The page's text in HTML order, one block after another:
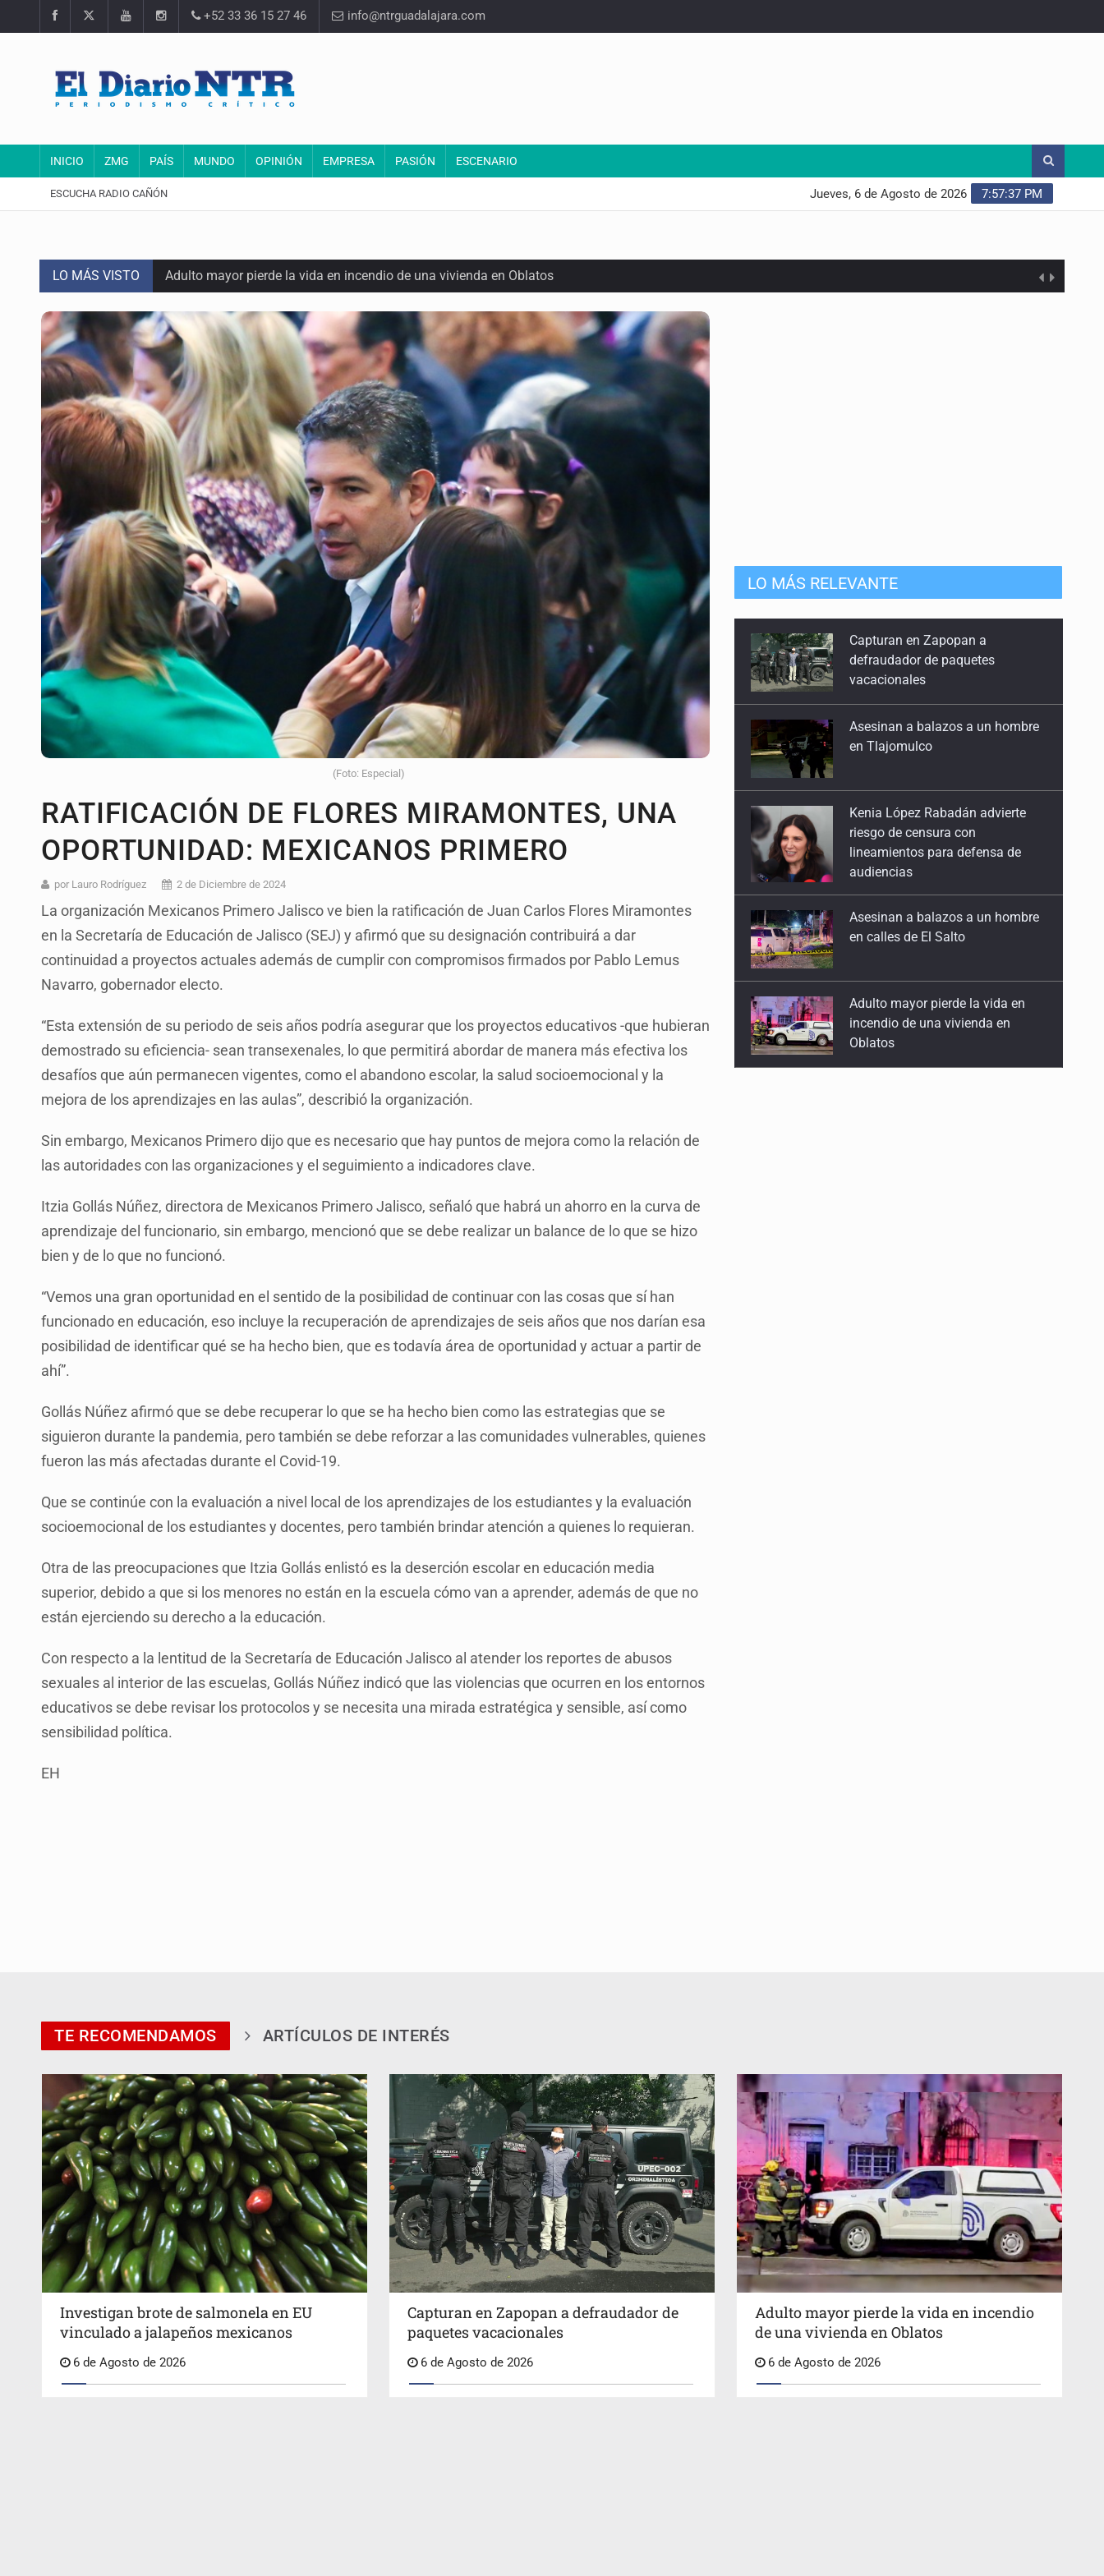
+52 33 36 15 27 46 info@ntrguadalajara.com
INICIO ZMG PAÍS MUNDO OPINIÓN EMPRESA PASIÓN ESCENARIO
ESCUCHA RADIO CAÑÓN 7:57:38 PM
Jueves, 6 de Agosto de 2026
LO MÁS VISTO Adulto mayor pierde la vida en incendio de una vivienda en Oblatos
Asesinan a balazos a un hombre en calles de El Salto
Jalisco mantiene la búsqueda de 21 adolescentes desaparecidos durante julio
Asesinan a balazos a un hombre en Tlajomulco
Investigan brote de salmonela en EU vinculado a jalapeños mexicanos
Desarticulan en Cataluña célula del CJNG y decomisan 2.5 toneladas de metanfetamina
Fallece monseñor Carlos Garfias Merlos, arzobispo emérito de Morelia
Detienen al exgobernador de Guerrero, Ángel Aguirre
Anuncian refuerzo de seguridad en Michoacán para reactivar exportación de aguacate
Capturan en Zapopan a defraudador de paquetes vacacionales
(Foto: Especial)
RATIFICACIÓN DE FLORES MIRAMONTES, UNA
OPORTUNIDAD: MEXICANOS PRIMERO
por Lauro Rodríguez 2 de Diciembre de 2024
La organización Mexicanos Primero Jalisco ve bien la ratificación de Juan Carlos Flores Miramontes
en la Secretaría de Educación de Jalisco (SEJ) y afirmó que su designación contribuirá a dar
continuidad a proyectos actuales además de cumplir con compromisos firmados por Pablo Lemus
Navarro, gobernador electo.
“Esta extensión de su periodo de seis años podría asegurar que los proyectos educativos -que hubieran
demostrado su eficiencia- sean transexenales, lo que permitirá abordar de manera más efectiva los
desafíos que aún permanecen vigentes, como el abandono escolar, la salud socioemocional y la
mejora de los aprendizajes en las aulas”, describió la organización.
Sin embargo, Mexicanos Primero dijo que es necesario que hay puntos de mejora como la relación de
las autoridades con las organizaciones y el seguimiento a indicadores clave.
Itzia Gollás Núñez, directora de Mexicanos Primero Jalisco, señaló que habrá un ahorro en la curva de
aprendizaje del funcionario, sin embargo, mencionó que se debe realizar un balance de lo que se hizo
bien y de lo que no funcionó.
“Vemos una gran oportunidad en el sentido de la posibilidad de continuar con las cosas que sí han
funcionado en educación, eso incluye la recuperación de aprendizajes de seis años que nos darían esa
posibilidad de identificar qué se ha hecho bien, que es todavía área de oportunidad y actuar a partir de
ahí”.
Gollás Núñez afirmó que se debe recuperar lo que se ha hecho bien como las estrategias que se
siguieron durante la pandemia, pero también se debe reforzar a las comunidades vulnerables, quienes
fueron las más afectadas durante el Covid-19.
Que se continúe con la evaluación a nivel local de los aprendizajes de los estudiantes y la evaluación
socioemocional de los estudiantes y docentes, pero también brindar atención a quienes lo requieran.
Otra de las preocupaciones que Itzia Gollás enlistó es la deserción escolar en educación media
superior, debido a que si los menores no están en la escuela cómo van a aprender, además de que no
están ejerciendo su derecho a la educación.
Con respecto a la lentitud de la Secretaría de Educación Jalisco al atender los reportes de abusos
sexuales al interior de las escuelas, Gollás Núñez indicó que las violencias que ocurren en los entornos
educativos se debe revisar los protocolos y se necesita una mirada estratégica y sensible, así como
sensibilidad política.
EH
LO MÁS RELEVANTE
Capturan en Zapopan a
defraudador de paquetes
vacacionales
Asesinan a balazos a un hombre
en Tlajomulco
Kenia López Rabadán advierte
riesgo de censura con
lineamientos para defensa de
audiencias
Asesinan a balazos a un hombre
en calles de El Salto
Adulto mayor pierde la vida en
incendio de una vivienda en
Oblatos
TE RECOMENDAMOS ARTÍCULOS DE INTERÉS
Investigan brote de salmonela en EU
vinculado a jalapeños mexicanos
6 de Agosto de 2026
Capturan en Zapopan a defraudador de
paquetes vacacionales
6 de Agosto de 2026
Adulto mayor pierde la vida en incendio
de una vivienda en Oblatos
6 de Agosto de 2026